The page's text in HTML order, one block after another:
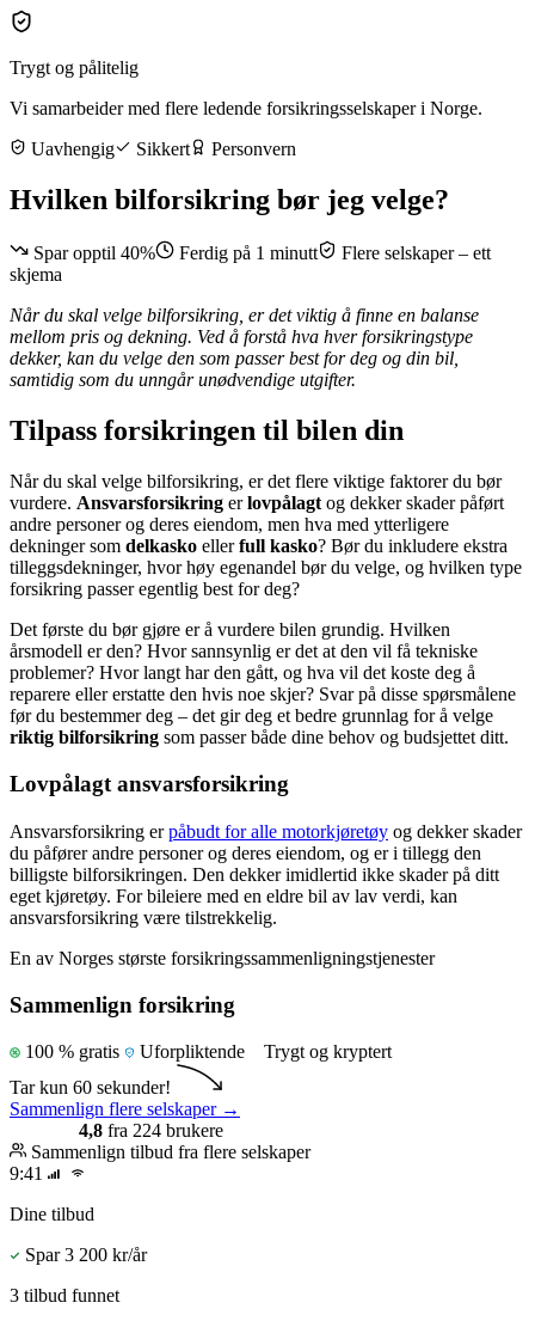
Trygt og pålitelig
Vi samarbeider med flere ledende forsikringsselskaper i Norge.
Uavhengig
Sikkert Personvern
Hvilken bilforsikring bør jeg velge?
Spar opptil 40% Ferdig på 1 minutt
Flere selskaper – ett
skjema
Når du skal velge bilforsikring, er det viktig å finne en balanse
mellom pris og dekning. Ved å forstå hva hver forsikringstype
dekker, kan du velge den som passer best for deg og din bil,
samtidig som du unngår unødvendige utgifter.
Tilpass forsikringen til bilen din
Når du skal velge bilforsikring, er det flere viktige faktorer du bør
vurdere. Ansvarsforsikring erlovpålagt og dekker skader påført
andre personer og deres eiendom, men hva med ytterligere
dekninger som delkasko ellerfull kasko? Bør du inkludere ekstra
tilleggsdekninger, hvor høy egenandel bør du velge, og hvilken type
forsikring passer egentlig best for deg?
Det første du bør gjøre er å vurdere bilen grundig. Hvilken
årsmodell er den? Hvor sannsynlig er det at den vil få tekniske
problemer? Hvor langt har den gått, og hva vil det koste deg å
reparere eller erstatte den hvis noe skjer? Svar på disse spørsmålene
før du bestemmer deg – det gir deg et bedre grunnlag for å velge
riktig bilforsikring som passer både dine behov og budsjettet ditt.
Lovpålagt ansvarsforsikring
Ansvarsforsikring erpåbudt for alle motorkjøretøy og dekker skader
du påfører andre personer og deres eiendom, og er i tillegg den
billigste bilforsikringen. Den dekker imidlertid ikke skader på ditt
eget kjøretøy. For bileiere med en eldre bil av lav verdi, kan
ansvarsforsikring være tilstrekkelig.
En av Norges største forsikringssammenligningstjenester
Sammenlign forsikring
100 % gratis Uforpliktende
Trygt og kryptert
Tar kun 60 sekunder!
Sammenlign flere selskaper →
4,8 fra 224 brukere
Sammenlign tilbud fra flere selskaper
9:41
Dine tilbud
Spar 3 200 kr/år
3 tilbud funnet